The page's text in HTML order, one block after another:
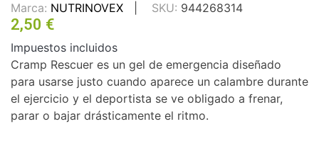
Marca: NUTRINOVEX SKU: 944268314
2,50 €
Impuestos incluidos
Cramp Rescuer es un gel de emergencia diseñado
para usarse justo cuando aparece un calambre durante
el ejercicio y el deportista se ve obligado a frenar,
parar o bajar drásticamente el ritmo.